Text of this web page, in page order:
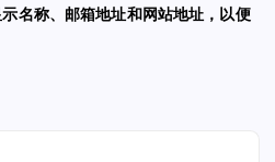
名称、邮箱地址和网站地址，以便